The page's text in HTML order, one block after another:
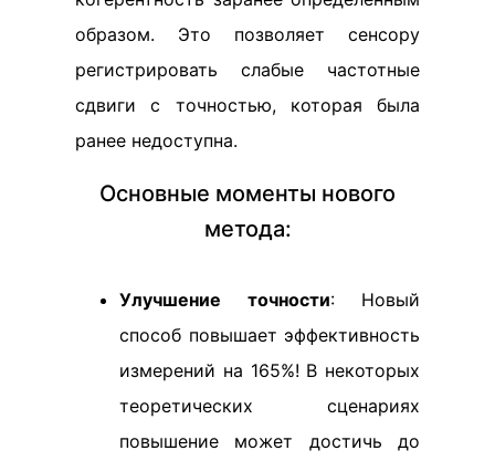
образом. Это позволяет сенсору
регистрировать слабые частотные
сдвиги с точностью, которая была
ранее недоступна.
Основные моменты нового
метода:
Улучшение точности: Новый
способ повышает эффективность
измерений на 165%! В некоторых
теоретических сценариях
повышение может достичь до